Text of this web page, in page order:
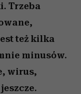
Trzeba
też kilka
minusów.
wirus,